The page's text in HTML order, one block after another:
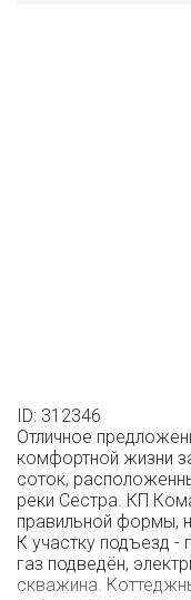
ID: 312346
Отличное
комфортной жизни
соток,
peки Сестpа. КП
правильной формы,
К участку подъезд -
газ подведён,
скважина.